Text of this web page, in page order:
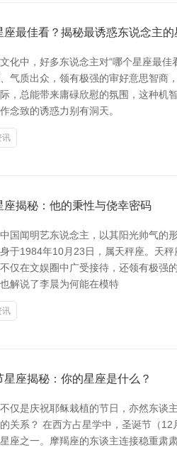
座最佳看？揭秘最诱惑东说念主的
化中，好多东说念主对“哪个星座最
气质出众，领有极强的审好意思智商
，总能带来庸碌欣慰的氛围，这种机
念致的诱惑力别有洞天。
讯
座揭秘：他的秉性与侥幸密码
国闻明艺东说念主，以其阳光帅气的
于1984年10月23日，属天秤座。天
仅在文娱圈中广受接待，还领有极强
解说了李晨为何能在模特
讯
星座揭秘：你的星座是什么？
仅是庆祝耶稣栽植的节日，亦然东谈
关系？ 在西方占星学中，圣诞节（
座之一。摩羯座的东谈主连接稳重肃